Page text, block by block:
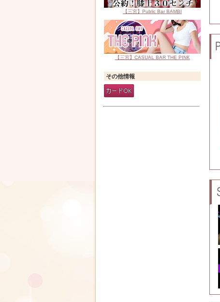
【三宮】Public Bar BAMBI
【三宮】CASUAL BAR THE PINK
その他情報